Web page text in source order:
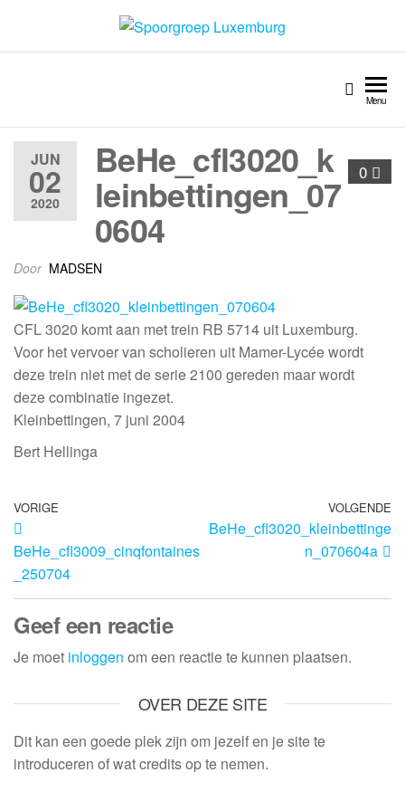
Spoorgroep Luxemburg
Menu
JUN
02
2020
0
BeHe_cfl3020_k
leinbettingen_07
0604
Door MADSEN
CFL 3020 komt aan met trein RB 5714 uit Luxemburg.
Voor het vervoer van scholieren uit Mamer-Lycée wordt
deze trein niet met de serie 2100 gereden maar wordt
deze combinatie ingezet.
Kleinbettingen, 7 juni 2004
Bert Hellinga
VORIGE
BeHe_cfl3009_cinqfontaines
_250704
VOLGENDE
BeHe_cfl3020_kleinbettinge
n_070604a
Geef een reactie
Je moet inloggen om een reactie te kunnen plaatsen.
OVER DEZE SITE
Dit kan een goede plek zijn om jezelf en je site te
introduceren of wat credits op te nemen.